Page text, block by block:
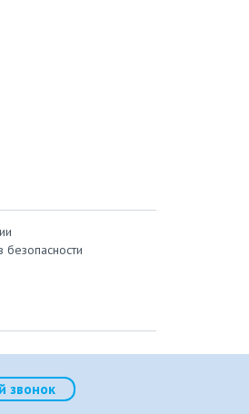
безопасности
звонок